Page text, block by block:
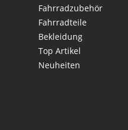
Fahrradzubehör
Fahrradteile
Bekleidung
Top Artikel
Neuheiten